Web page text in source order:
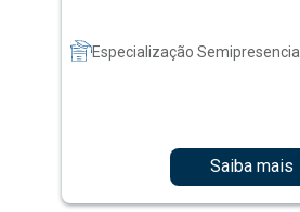
Especialização Semipresencial
Saiba mais